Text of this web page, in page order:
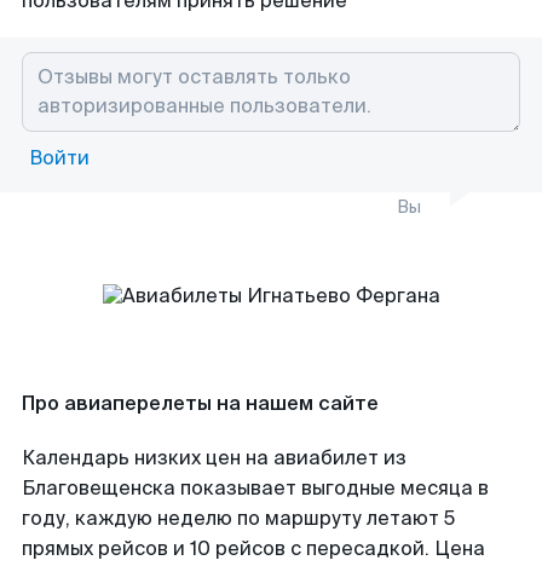
Войти
Вы
Про авиаперелеты на нашем сайте
Календарь низких цен на авиабилет из
Благовещенска показывает выгодные месяца в
году, каждую неделю по маршруту летают 5
прямых рейсов и 10 рейсов с пересадкой. Цена